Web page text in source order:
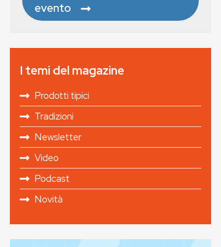
evento
I temi del magazine
Prodotti tipici
Tradizioni
Newsletter
Video
Podcast
Novità